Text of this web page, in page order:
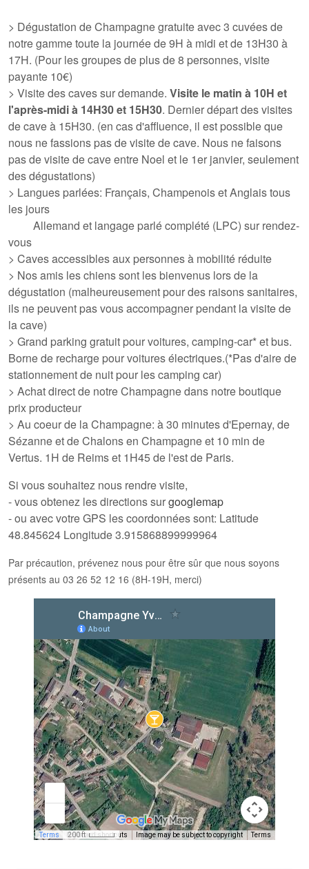
> Dégustation de Champagne gratuite avec 3 cuvées de
notre gamme toute la journée de 9H à midi et de 13H30 à
17H. (Pour les groupes de plus de 8 personnes, visite
payante 10€)
> Visite des caves sur demande. Visite le matin à 10H et
l'après-midi à 14H30 et 15H30. Dernier départ des visites
de cave à 15H30. (en cas d'affluence, il est possible que
nous ne fassions pas de visite de cave. Nous ne faisons
pas de visite de cave entre Noel et le 1er janvier, seulement
des dégustations)
> Langues parlées: Français, Champenois et Anglais tous
les jours
Allemand et langage parlé complété (LPC) sur rendez-
vous
> Caves accessibles aux personnes à mobilité réduite
> Nos amis les chiens sont les bienvenus lors de la
dégustation (malheureusement pour des raisons sanitaires,
ils ne peuvent pas vous accompagner pendant la visite de
la cave)
> Grand parking gratuit pour voitures, camping-car* et bus.
Borne de recharge pour voitures électriques.(*Pas d'aire de
stationnement de nuit pour les camping car)
> Achat direct de notre Champagne dans notre boutique
prix producteur
> Au coeur de la Champagne: à 30 minutes d'Epernay, de
Sézanne et de Chalons en Champagne et 10 min de
Vertus. 1H de Reims et 1H45 de l'est de Paris.
Si vous souhaitez nous rendre visite,
- vous obtenez les directions surgooglemap
- ou avec votre GPS les coordonnées sont: Latitude
48.845624 Longitude 3.915868899999964
Par précaution, prévenez nous pour être sûr que nous soyons
présents au 03 26 52 12 16 (8H-19H, merci)